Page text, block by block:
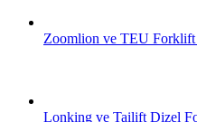
Zoomlion ve TEU Forklift
Lonking ve Tailift Dizel